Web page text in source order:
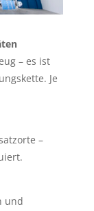
– es ist
Je
–
und